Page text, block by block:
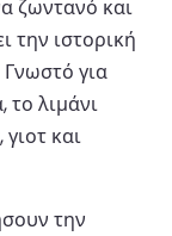
ζωντανό και
την ιστορική
για
το λιμάνι
και
την